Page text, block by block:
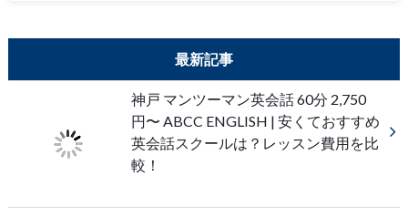
最新記事
神戸 マンツーマン英会話 60分 2,750
円〜 ABCC ENGLISH | 安くておすすめ
英会話スクールは？レッスン費用を比
較！